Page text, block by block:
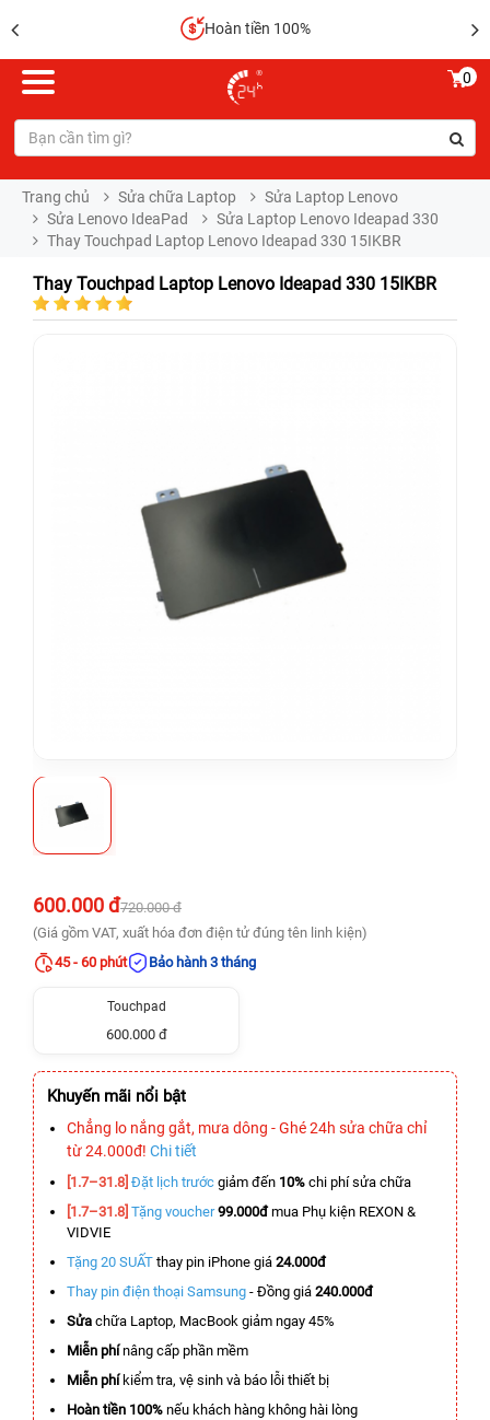
Hoàn tiền 100%
0
Trang chủ Sửa chữa Laptop
Sửa Laptop Lenovo
Sửa Lenovo IdeaPad
Sửa Laptop Lenovo Ideapad 330
Thay Touchpad Laptop Lenovo Ideapad 330 15IKBR
Thay Touchpad Laptop Lenovo Ideapad 330 15IKBR
600.000 đ720.000 đ
(Giá gồm VAT, xuất hóa đơn điện tử đúng tên linh kiện)
45 - 60 phút
Bảo hành 3 tháng
Touchpad
600.000 đ
Khuyến mãi nổi bật
Chẳng lo nắng gắt, mưa dông - Ghé 24h sửa chữa chỉ
từ 24.000đ! Chi tiết
[1.7–31.8] Đặt lịch trước giảm đến 10% chi phí sửa chữa
[1.7–31.8] Tặng voucher 99.000đmua Phụ kiện REXON &
VIDVIE
Tặng 20 SUẤT thay pin iPhone giá 24.000đ
Thay pin điện thoại Samsung - Đồng giá 240.000đ
Sửa chữa Laptop, MacBook giảm ngay 45%
Miễn phínâng cấp phần mềm
Miễn phíkiểm tra, vệ sinh và báo lỗi thiết bị
Hoàn tiền 100% nếu khách hàng không hài lòng